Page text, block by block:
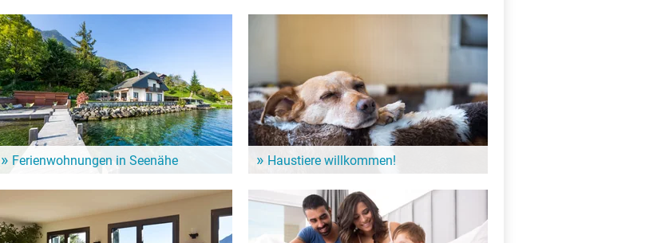
Ferienwohnungen in Seenähe
See sind eine günstige Alternative für den nächsten
Haustiere willkommen!
haben. Es gibt zahlreiche Unterkünfte am See in
denen auch der Hund willkommen ist.